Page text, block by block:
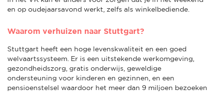
en op oudejaarsavond werkt, zelfs als winkelbediende.
Waarom verhuizen naar Stuttgart?
Stuttgart heeft een hoge levenskwaliteit en een goed
welvaartssysteem. Er is een uitstekende werkomgeving,
gezondheidszorg, gratis onderwijs, geweldige
ondersteuning voor kinderen en gezinnen, en een
pensioenstelsel waardoor het meer dan 9 miljoen bezoeken